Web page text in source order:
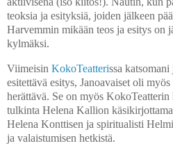
teoksia ja esityksiä, joiden jälkeen
Harvemmin mikään teos ja esitys on
kylmäksi.
Viimeisin KokoTeatterissa
esitettävä esitys, Janoavaiset oli
herättävä. Se on myös KokoTeatterin
tulkinta Helena Kallion
Helena Konttisen ja spiritualisti
ja valaistumisen hetkistä.